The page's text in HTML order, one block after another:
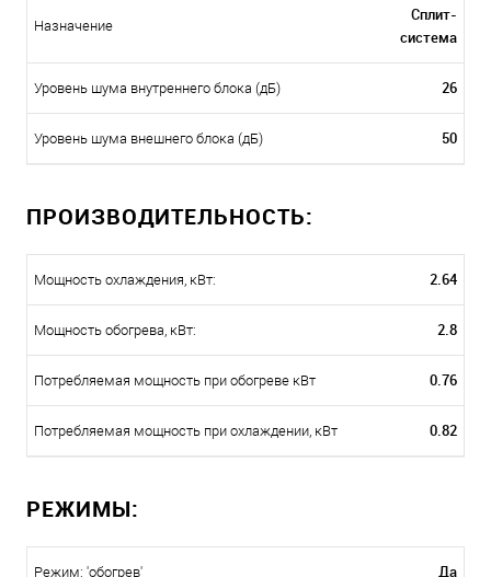
Назначение
Сплит-
система
Уровень шума внутреннего блока (дБ) 26
Уровень шума внешнего блока (дБ) 50
ПРОИЗВОДИТЕЛЬНОСТЬ:
Мощность охлаждения, кВт: 2.64
Мощность обогрева, кВт: 2.8
Потребляемая мощность при обогреве кВт 0.76
Потребляемая мощность при охлаждении, кВт 0.82
РЕЖИМЫ:
Режим: 'обогрев' Да